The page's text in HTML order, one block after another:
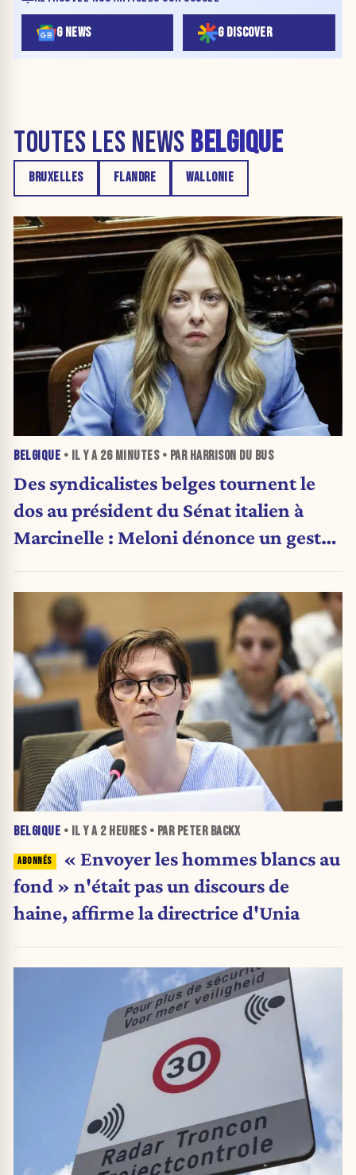
G NEWS G DISCOVER
TOUTES LES NEWS BELGIQUE
BRUXELLES FLANDRE WALLONIE
BELGIQUE • IL Y A 26 MINUTES• PAR HARRISON DU BUS
Des syndicalistes belges tournent le
dos au président du Sénat italien à
Marcinelle : Meloni dénonce un geste
BELGIQUE • IL Y A 2 HEURES• PAR PETER BACKX
« Envoyer les hommes blancs au
fond » n'était pas un discours de
haine, affirme la directrice d'Unia